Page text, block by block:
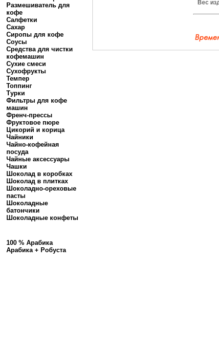
Размешиватель для
кофе
Салфетки
Сахар
Сиропы для кофе
Соусы
Средства для чистки
кофемашин
Сухие смеси
Сухофрукты
Темпер
Топпинг
Турки
Фильтры для кофе
машин
Френч-прессы
Фруктовое пюре
Цикорий и корица
Чайники
Чайно-кофейная
посуда
Чайные аксессуары
Чашки
Шоколад в коробках
Шоколад в плитках
Шоколадно-ореховые
пасты
Шоколадные
батончики
Шоколадные конфеты
100 % Арабика
Арабика + Робуста
Вес